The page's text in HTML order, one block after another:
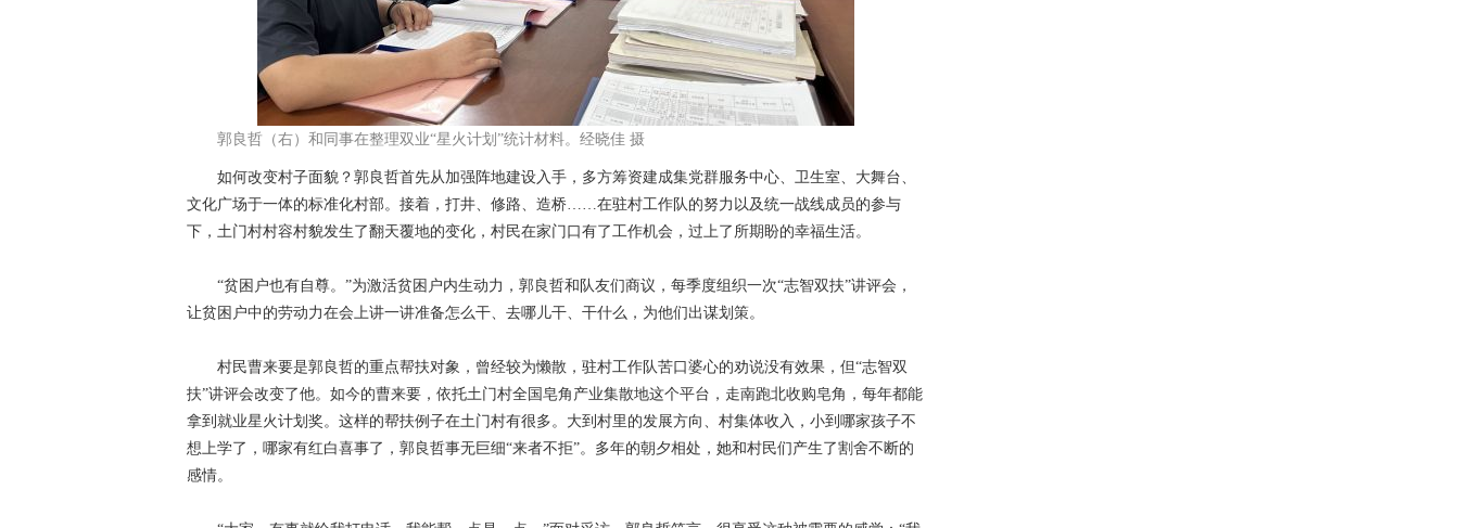
郭良哲（右）和同事在整理双业“星火计划”统计材料。经晓佳 摄
如何改变村子面貌？郭良哲首先从加强阵地建设入手，多方筹资建成集党群服务中心、卫生室、大舞台、
文化广场于一体的标准化村部。接着，打井、修路、造桥……在驻村工作队的努力以及统一战线成员的参与
下，土门村村容村貌发生了翻天覆地的变化，村民在家门口有了工作机会，过上了所期盼的幸福生活。
“贫困户也有自尊。”为激活贫困户内生动力，郭良哲和队友们商议，每季度组织一次“志智双扶”讲评会，
让贫困户中的劳动力在会上讲一讲准备怎么干、去哪儿干、干什么，为他们出谋划策。
村民曹来要是郭良哲的重点帮扶对象，曾经较为懒散，驻村工作队苦口婆心的劝说没有效果，但“志智双
扶”讲评会改变了他。如今的曹来要，依托土门村全国皂角产业集散地这个平台，走南跑北收购皂角，每年都能
拿到就业星火计划奖。这样的帮扶例子在土门村有很多。大到村里的发展方向、村集体收入，小到哪家孩子不
想上学了，哪家有红白喜事了，郭良哲事无巨细“来者不拒”。多年的朝夕相处，她和村民们产生了割舍不断的
感情。